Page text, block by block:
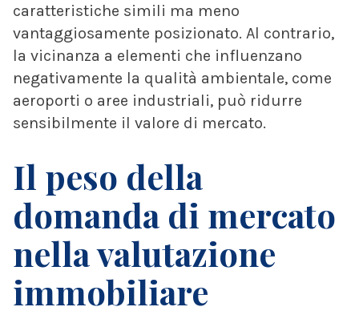
caratteristiche simili ma meno
vantaggiosamente posizionato. Al contrario,
la vicinanza a elementi che influenzano
negativamente la qualità ambientale, come
aeroporti o aree industriali, può ridurre
sensibilmente il valore di mercato.
Il peso della
domanda di mercato
nella valutazione
immobiliare